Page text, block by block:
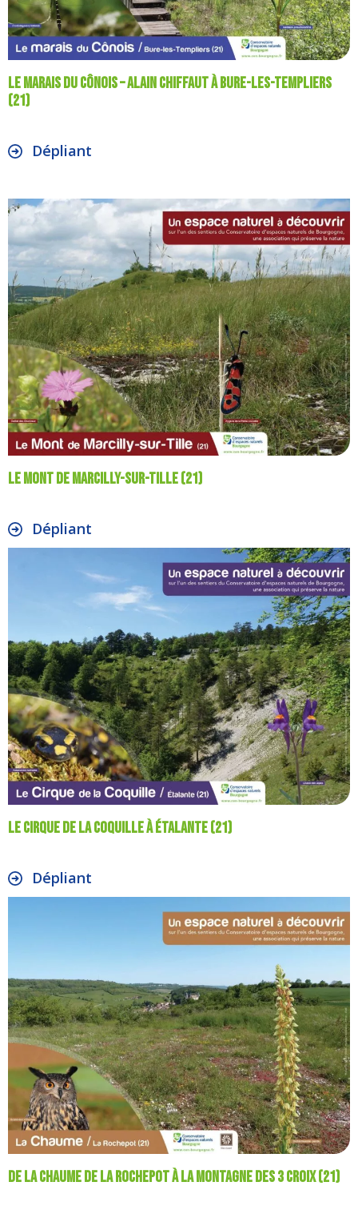
Le Marais du Cônois – Alain Chiffaut à Bure-les-Templiers
(21)
Dépliant
Le mont de Marcilly-sur-Tille (21)
Dépliant
Le cirque de la Coquille à Étalante (21)
Dépliant
De la Chaume de la Rochepot à la Montagne des 3 croix (21)